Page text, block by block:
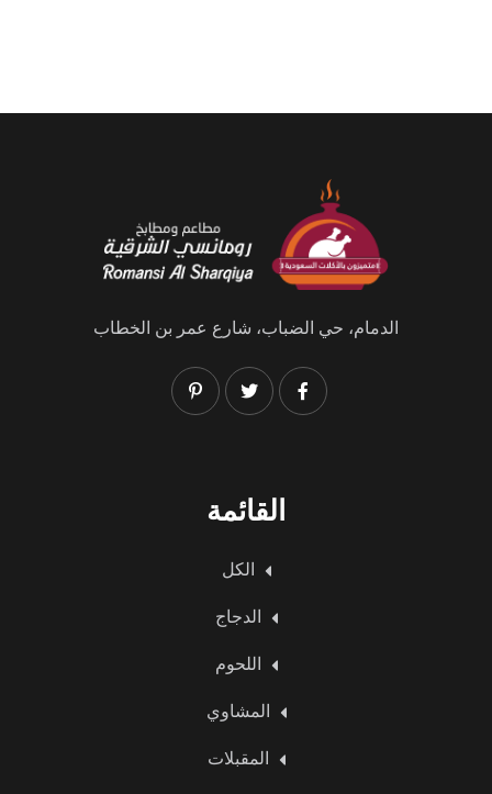
الدمام، حي الضباب، شارع عمر بن الخطاب
القائمة
الكل
الدجاج
اللحوم
المشاوي
المقبلات